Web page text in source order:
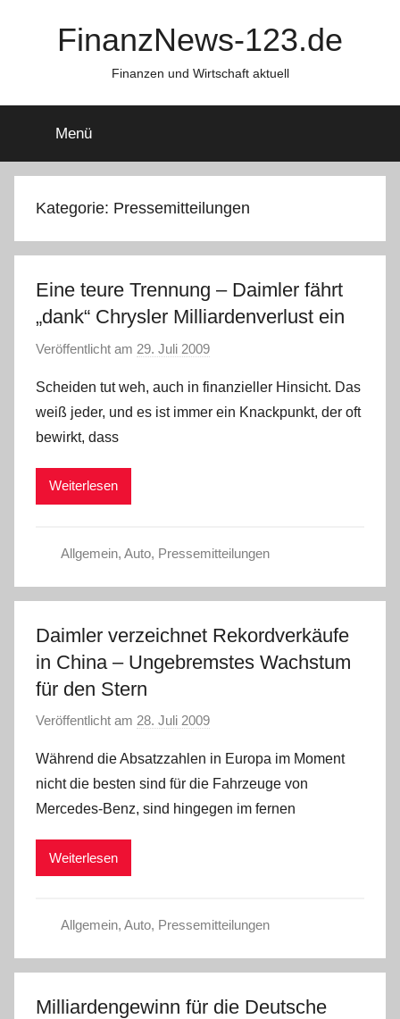
FinanzNews-123.de
Finanzen und Wirtschaft aktuell
Menü
Kategorie: Pressemitteilungen
Eine teure Trennung – Daimler fährt
„dank“ Chrysler Milliardenverlust ein
Veröffentlicht am 29. Juli 2009
n
C
e
W
Scheiden tut weh, auch in finanzieller Hinsicht. Das
weiß jeder, und es ist immer ein Knackpunkt, der oft
bewirkt, dass
Weiterlesen
Allgemein, Auto, Pressemitteilungen
Daimler verzeichnet Rekordverkäufe
in China – Ungebremstes Wachstum
für den Stern
Veröffentlicht am 28. Juli 2009
n
C
h
e
W
Während die Absatzzahlen in Europa im Moment
nicht die besten sind für die Fahrzeuge von
Mercedes-Benz, sind hingegen im fernen
Weiterlesen
Allgemein, Auto, Pressemitteilungen
Milliardengewinn für die Deutsche